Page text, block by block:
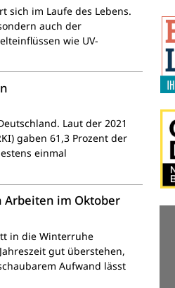
sich im Laufe des Lebens.
auch der
wie UV-
Laut der 2021
gaben 61,3 Prozent der
einmal
Arbeiten im Oktober
in die Winterruhe
gut überstehen,
Aufwand lässt